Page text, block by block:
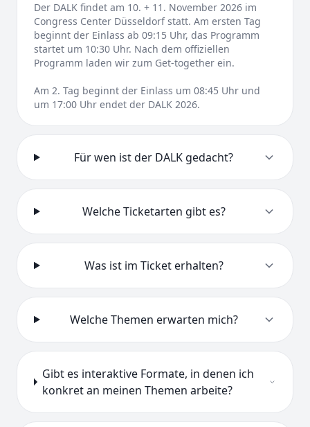
Der DALK findet am 10. + 11. November 2026 im
Congress Center Düsseldorf statt. Am ersten Tag
beginnt der Einlass ab 09:15 Uhr, das Programm
startet um 10:30 Uhr. Nach dem offiziellen
Programm laden wir zum Get-together ein.
Am 2. Tag beginnt der Einlass um 08:45 Uhr und
um 17:00 Uhr endet der DALK 2026.
Für wen ist der DALK gedacht?
Welche Ticketarten gibt es?
Was ist im Ticket erhalten?
Welche Themen erwarten mich?
Gibt es interaktive Formate, in denen ich
konkret an meinen Themen arbeite?